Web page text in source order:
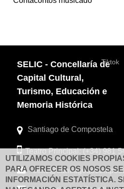
SELIC - Concellaría de
Capital Cultural,
Turismo, Educación e
Memoria Histórica
Tiktok
Santiago de Compostela
Teatro Principal: (+34) 981
UTILIZAMOS COOKIES
PARA OFRECER OS NOSOS
INFORMACIÓN ESTATÍSTICA.